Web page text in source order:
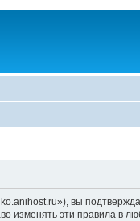
вы
изменять эти правила в